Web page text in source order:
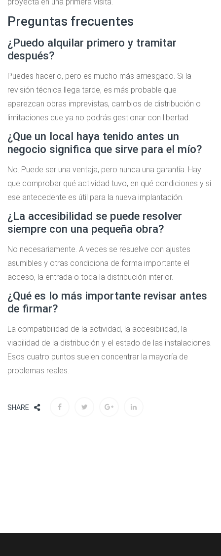
Preguntas frecuentes
¿Puedo alquilar primero y tramitar
después?
Puedes hacerlo, pero es mucho más arriesgado. Si la
revisión técnica llega tarde, es más probable que
aparezcan obras imprevistas, cambios de distribución o
limitaciones que ya no podrás gestionar con libertad.
¿Que un local haya tenido antes un
negocio significa que sirve para el mío?
No. Puede ser una ventaja, pero nunca una garantía. Hay
que comprobar qué actividad tuvo, en qué condiciones y si
ese antecedente es útil para la nueva implantación.
¿La accesibilidad se puede resolver
siempre con una pequeña obra?
No necesariamente. A veces se resuelve con ajustes
asumibles y otras condiciona de forma importante el
acceso, la entrada o toda la distribución interior.
¿Qué es lo más importante revisar antes
de firmar?
La compatibilidad de la actividad, la accesibilidad, la
viabilidad de la distribución y el estado de las instalaciones.
Esos cuatro puntos suelen concentrar la mayoría de
problemas reales.
SHARE